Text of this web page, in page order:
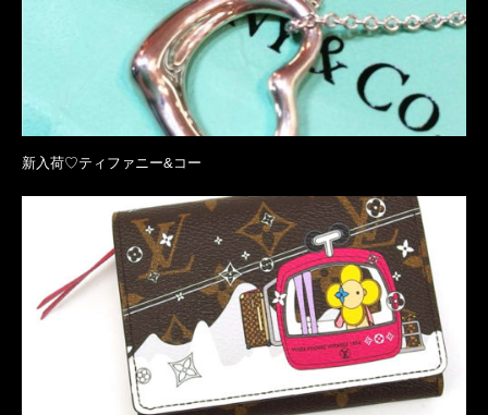
新入荷♡ティファニー&コー